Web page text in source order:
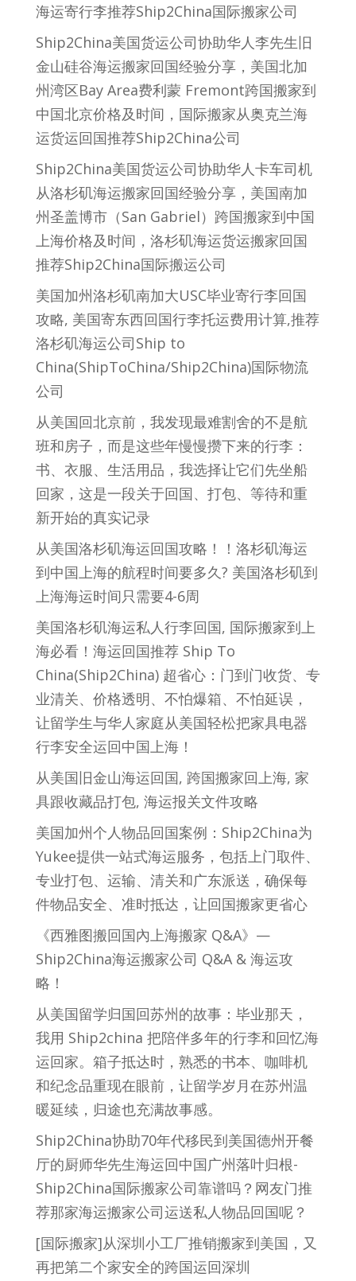
海运寄行李推荐Ship2China国际搬家公司
Ship2China美国货运公司协助华人李先生旧
金山硅谷海运搬家回国经验分享，美国北加
州湾区Bay Area费利蒙 Fremont跨国搬家到
中国北京价格及时间，国际搬家从奥克兰海
运货运回国推荐Ship2China公司
Ship2China美国货运公司协助华人卡车司机
从洛杉矶海运搬家回国经验分享，美国南加
州圣盖博市（San Gabriel）跨国搬家到中国
上海价格及时间，洛杉矶海运货运搬家回国
推荐Ship2China国际搬运公司
美国加州洛杉矶南加大USC毕业寄行李回国
攻略, 美国寄东西回国行李托运费用计算,推荐
洛杉矶海运公司Ship to
China(ShipToChina/Ship2China)国际物流
公司
从美国回北京前，我发现最难割舍的不是航
班和房子，而是这些年慢慢攒下来的行李：
书、衣服、生活用品，我选择让它们先坐船
回家，这是一段关于回国、打包、等待和重
新开始的真实记录
从美国洛杉矶海运回国攻略！！洛杉矶海运
到中国上海的航程时间要多久? 美国洛杉矶到
上海海运时间只需要4-6周
美国洛杉矶海运私人行李回国, 国际搬家到上
海必看！海运回国推荐 Ship To
China(Ship2China) 超省心：门到门收货、专
业清关、价格透明、不怕爆箱、不怕延误，
让留学生与华人家庭从美国轻松把家具电器
行李安全运回中国上海！
从美国旧金山海运回国, 跨国搬家回上海, 家
具跟收藏品打包, 海运报关文件攻略
美国加州个人物品回国案例：Ship2China为
Yukee提供一站式海运服务，包括上门取件、
专业打包、运输、清关和广东派送，确保每
件物品安全、准时抵达，让回国搬家更省心
《西雅图搬回国內上海搬家 Q&A》—
Ship2China海运搬家公司 Q&A & 海运攻
略！
从美国留学归国回苏州的故事：毕业那天，
我用 Ship2china 把陪伴多年的行李和回忆海
运回家。箱子抵达时，熟悉的书本、咖啡机
和纪念品重现在眼前，让留学岁月在苏州温
暖延续，归途也充满故事感。
Ship2China协助70年代移民到美国德州开餐
厅的厨师华先生海运回中国广州落叶归根-
Ship2China国际搬家公司靠谱吗？网友门推
荐那家海运搬家公司运送私人物品回国呢？
[国际搬家]从深圳小工厂推销搬家到美国，又
再把第二个家安全的跨国运回深圳